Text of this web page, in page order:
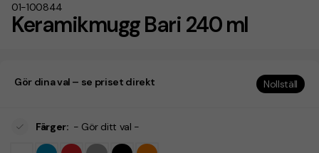
Keramikmugg Bari 240 ml
01-100844
Gör dina val – se priset direkt Nollställ
Färger: - Gör ditt val -